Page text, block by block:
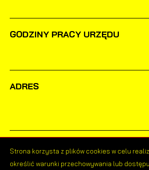
GODZINY PRACY URZĘDU
ADRES
Strona korzysta z plików cookies w celu
określić warunki przechowywania lub